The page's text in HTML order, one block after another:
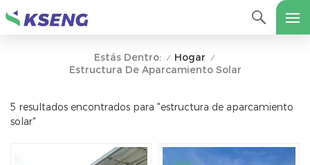
Estás Dentro: / Hogar /
Estructura De Aparcamiento Solar
5 resultados encontrados para "estructura de aparcamiento
solar"